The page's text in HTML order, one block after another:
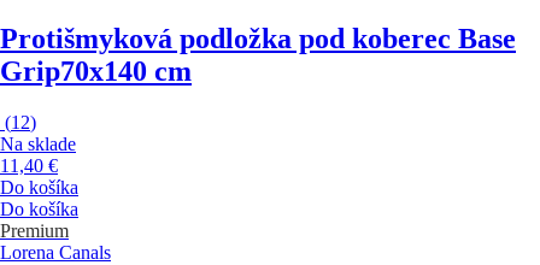
Protišmyková podložka pod koberec Base
Grip70x140 cm
(12)
Na sklade
11,40 €
Do košíka
Do košíka
Premium
Lorena Canals